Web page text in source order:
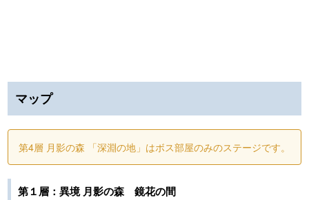
マップ
第4層 月影の森 「深淵の地」はボス部屋のみのステージです。
第１層：異境 月影の森 鏡花の間